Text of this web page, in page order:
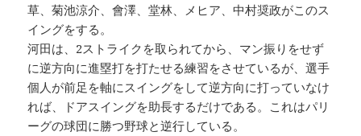
草、菊池涼介、會澤、堂林、メヒア、中村奨政がこのス
イングをする。
河田は、2ストライクを取られてから、マン振りをせず
に逆方向に進塁打を打たせる練習をさせているが、選手
個人が前足を軸にスイングをして逆方向に打っていなけ
れば、ドアスイングを助長するだけである。これはパリ
ーグの球団に勝つ野球と逆行している。